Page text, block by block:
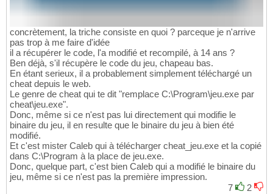
concrètement, la triche consiste en quoi ? parceque je n'arrive
pas trop à me faire d'idée
il a récupérer le code, l'a modifié et recompilé, à 14 ans ?
Ben déjà, s'il récupère le code du jeu, chapeau bas.
En étant serieux, il a probablement simplement téléchargé un
cheat depuis le web.
Le genre de cheat qui te dit "remplace C:\Program\jeu.exe par
cheat\jeu.exe".
Donc, même si ce n'est pas lui directement qui modifie le
binaire du jeu, il en resulte que le binaire du jeu à bien été
modifié.
Et c'est mister Caleb qui à télécharger cheat_jeu.exe et la copié
dans C:\Program à la place de jeu.exe.
Donc, quelque part, c'est bien Caleb qui a modifié le binaire du
jeu, même si ce n'est pas la première impression.
7
2